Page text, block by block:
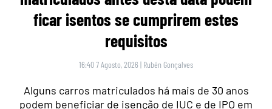
ficar isentos se cumprirem estes
requisitos
16:40 7 Agosto, 2026 | Rubén Gonçalves
Alguns carros matriculados há mais de 30 anos
podem beneficiar de isenção de IUC e de IPO em